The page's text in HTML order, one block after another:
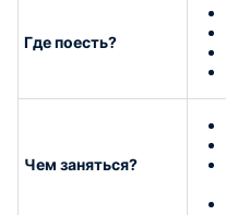
Где поесть?
Чем заняться?